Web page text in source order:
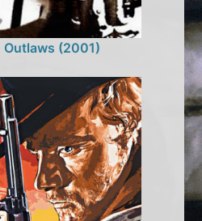
Outlaws (2001)